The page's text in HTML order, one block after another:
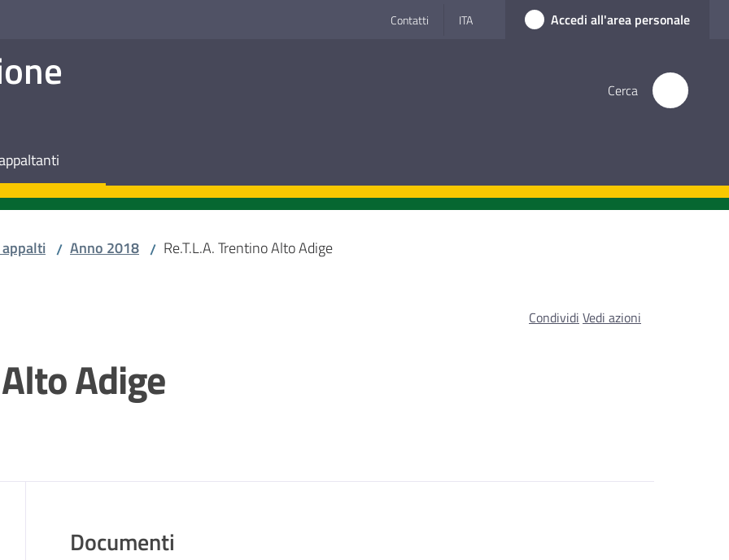
Contatti ITA Accedi all'area personale
Cerca
appalti / Anno 2018 / Re.T.L.A. Trentino Alto Adige
Adige
Condividi Vedi azioni
Documenti